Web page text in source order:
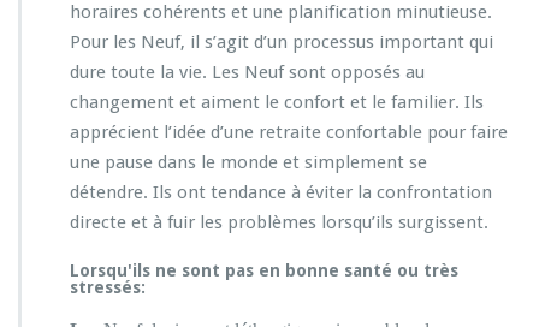
horaires cohérents et une planification minutieuse.
Pour les Neuf, il s’agit d’un processus important qui
dure toute la vie. Les Neuf sont opposés au
changement et aiment le confort et le familier. Ils
apprécient l’idée d’une retraite confortable pour faire
une pause dans le monde et simplement se
détendre. Ils ont tendance à éviter la confrontation
directe et à fuir les problèmes lorsqu’ils surgissent.
Lorsqu'ils ne sont pas en bonne santé ou très
stressés: